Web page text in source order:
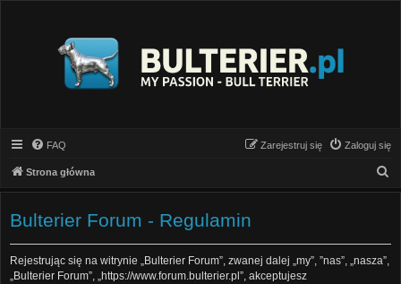
FAQ Zaloguj się
Zarejestruj się
Strona główna
z
Bulterier Forum - Regulamin
Rejestrując się na witrynie „Bulterier Forum”, zwanej dalej „my”, ”nas”, „nasza”,
„Bulterier Forum”, „https://www.forum.bulterier.pl”, akceptujesz